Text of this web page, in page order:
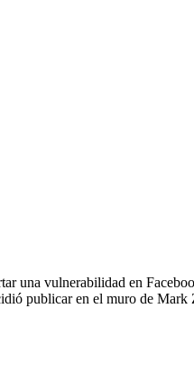
una vulnerabilidad en
publicar en el muro de Mark